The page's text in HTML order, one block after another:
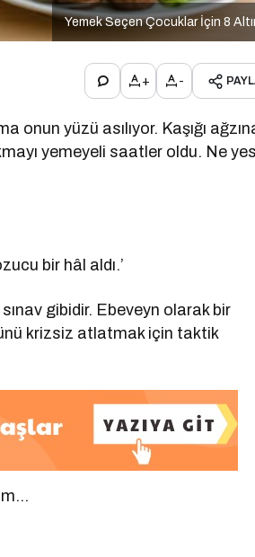
Yemek Seçen Çocuklar İçin 8
+ -
yüzü asılıyor. Kaşığı
yemeyeli saatler oldu. Ne
bir hâl aldı.’
gibidir. Ebeveyn olarak bir
krizsiz atlatmak için taktik